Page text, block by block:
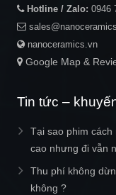
Hotline / Zalo: 0946
nanoceramics.vn
Google Map &
Tin tức –
Tại sao phim cách
cao nhưng đi vẫn
Thu phí không
không ?